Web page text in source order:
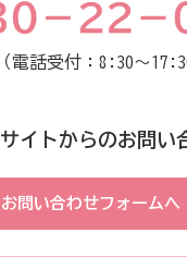
（電話受付：8:30～
サイトからのお問い
お問い合わせフォームへ